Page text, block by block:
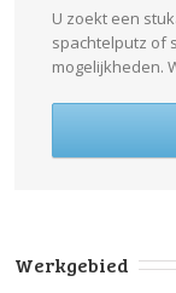
U zoekt een
spachtelputz of
mogelijkheden.
Werkgebied